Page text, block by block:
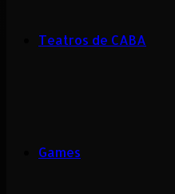
Teatros de CABA
Games